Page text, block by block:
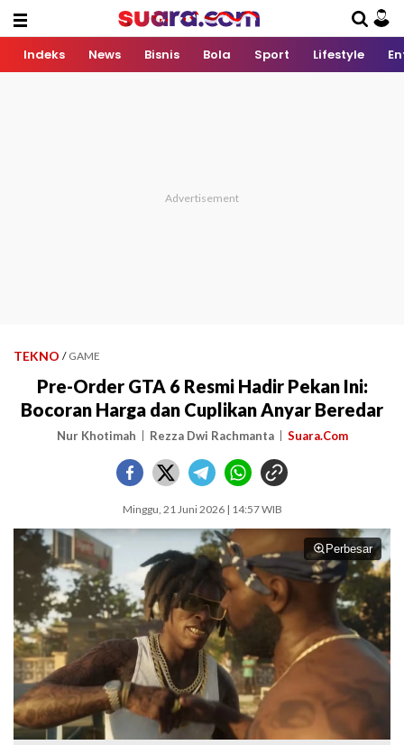
Indeks News Bisnis Bola Sport Lifestyle
TEKNO / GAME
Pre-Order GTA 6 Resmi Hadir Pekan Ini:
Bocoran Harga dan Cuplikan Anyar Beredar
Nur Khotimah Rezza Dwi Rachmanta Suara.Com
Minggu, 21 Juni 2026 | 14:57 WIB
Perbesar